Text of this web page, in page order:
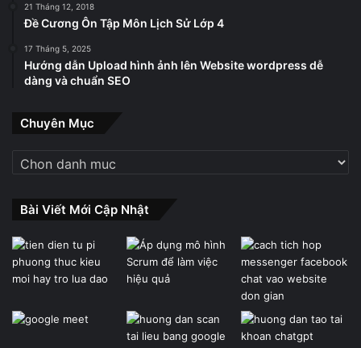
tượng Bluetooth hoặc tai nghe. Điều này đồng nghĩa với
được kết nối với iPhone. Tuy nhiên, tính năng này chỉ hiển
thị trên iPhone khi ghép với phụ kiện được Apple hỗ trợ.
8. Không làm phiền.
21 Tháng 12, 2018
Đề Cương Ôn Tập Môn Lịch Sử Lớp 4
17 Tháng 5, 2025
Hướng dẫn Upload hình ảnh lên Website wordpress dễ
dàng và chuẩn SEO
Chuyên Mục
Chuyên
Bài Viết Mới Cập Nhật